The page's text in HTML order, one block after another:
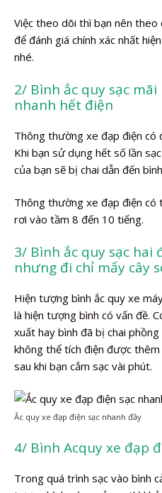
Việc theo dõi thì bạn nên theo
để đánh giá chính xác nhất
nhé.
2/ Bình ắc quy sạc
nhanh hết điện
Thông thường xe đạp điện có
Khi bạn sử dụng hết số lần
của bạn sẽ bị chai dẫn đến
Thông thường xe đạp điện có
rơi vào tầm 8 đến 10 tiếng.
3/ Bình ắc quy sạc hai
nhưng đi chỉ mấy cây
Hiện tượng bình ắc quy xe
là hiện tượng bình có vấn đề.
xuất hay bình đã bị chai
không thể tích điện được
sau khi bạn cắm sạc vài phút.
Ắc quy xe đạp điện sạc nhanh đầy
4/ Bình Acquy xe đạp
Trong quá trình sạc vào bình